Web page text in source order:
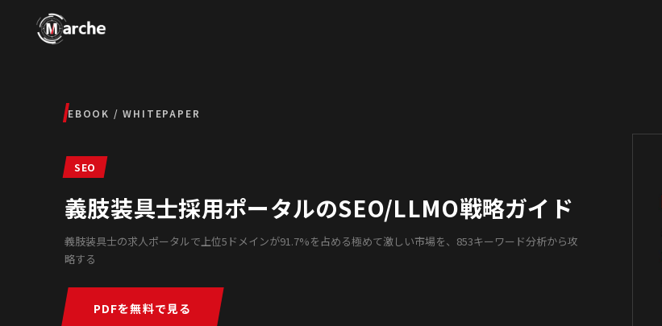
EBOOK / WHITEPAPER
SEO
義肢装具士採用ポータルのSEO/LLMO戦略ガイド
義肢装具士の求人ポータルで上位5ドメインが91.7%を占める極めて激しい市場を、853キーワード分析から攻
略する
PDFを無料で見る